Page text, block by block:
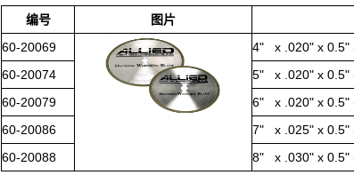
编号
图片
60-20069
4" x .020" x 0.5"
60-20074
5" x .020" x 0.5"
60-20079
6" x .020" x 0.5"
60-20086
7" x .025" x 0.5"
60-20088
8" x .030" x 0.5"